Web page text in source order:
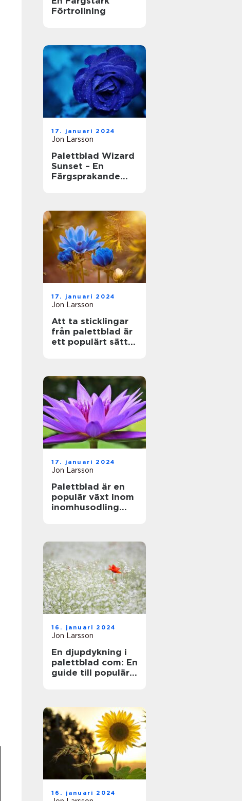
Förtrollning
17. januari 2024
Jon Larsson
Palettblad Wizard
Sunset – En
Färgsprakande
17. januari 2024
Jon Larsson
Att ta sticklingar
från palettblad är
ett populärt sätt
17. januari 2024
Jon Larsson
Palettblad är en
populär växt inom
inomhusodling
sina vackra färger
och mönster
16. januari 2024
Jon Larsson
En djupdykning i
palettblad com: En
guide till populära
16. januari 2024